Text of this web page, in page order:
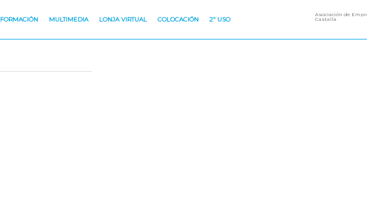
FORMACIÓN MULTIMEDIA LONJA VIRTUAL COLOCACIÓN 2º USO
Asociación de
Castalla